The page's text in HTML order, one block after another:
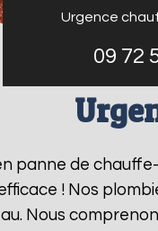
Urgence
09 72
panne de
! Nos
Nous